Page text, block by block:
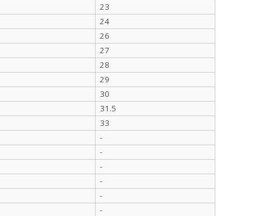
23
24
26
27
28
29
30
31.5
33
-
-
-
-
-
-